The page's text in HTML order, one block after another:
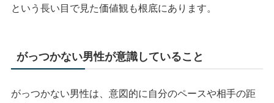
という長い目で見た価値観も根底にあります。
がっつかない男性が意識していること
がっつかない男性は、意図的に自分のペースや相手の距